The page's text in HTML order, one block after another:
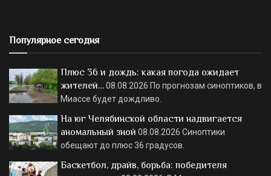
Популярное сегодня
Плюс 36 и дождь: какая погода ожидает
жителей…08.08.2026 По прогнозам синоптиков, в
Миассе будет дождливо.
На юг Челябинской области надвигается
аномальный зной 08.08.2026 Синоптики
обещают до плюс 36 градусов.
Баскетбол, драйв, борьба: победителя